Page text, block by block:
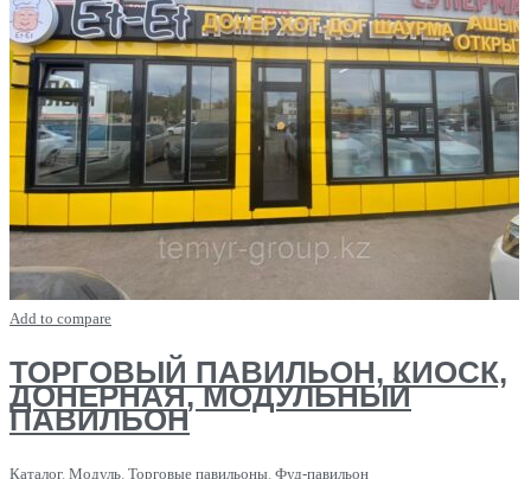
Add to compare
ТОРГОВЫЙ ПАВИЛЬОН, КИОСК,
ДОНЕРНАЯ, МОДУЛЬНЫЙ
ПАВИЛЬОН
Каталог, Модуль, Торговые павильоны, Фуд-павильон